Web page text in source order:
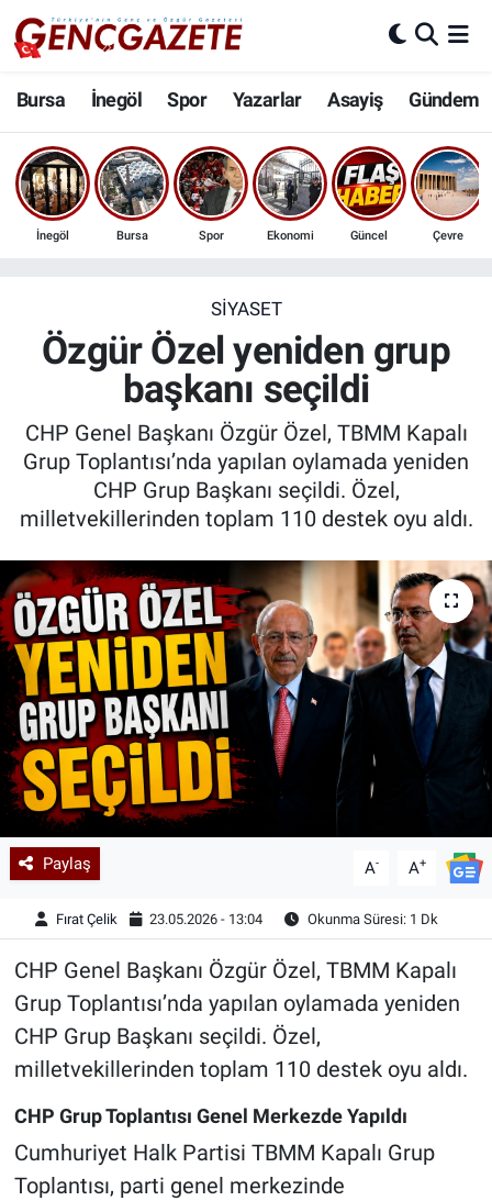
Bursa İnegöl Spor Yazarlar Asayiş Gündem
İnegöl Bursa Spor Ekonomi Güncel Çevre
SIYASET
Özgür Özel yeniden grup
başkanı seçildi
CHP Genel Başkanı Özgür Özel, TBMM Kapalı
Grup Toplantısı’nda yapılan oylamada yeniden
CHP Grup Başkanı seçildi. Özel,
milletvekillerinden toplam 110 destek oyu aldı.
Paylaş A- A+
Fırat Çelik 23.05.2026 - 13:04 Okunma Süresi: 1 Dk
CHP Genel Başkanı Özgür Özel, TBMM Kapalı
Grup Toplantısı’nda yapılan oylamada yeniden
CHP Grup Başkanı seçildi. Özel,
milletvekillerinden toplam 110 destek oyu aldı.
CHP Grup Toplantısı Genel Merkezde Yapıldı
Cumhuriyet Halk Partisi TBMM Kapalı Grup
Toplantısı, parti genel merkezinde
Bursa
İnegöl
3.SAYFA
Ekonomi
Güncel
İnanç
Kadın & Aile
Kültür & Sanat
Sağlık
Siyaset
Teknoloji
Yazarlar
Astroloji-Rüya
Nöbetçi Eczaneler
Hava Durumu
Trafik Durumu
Son Dakika Haberleri
Haber Arşivi